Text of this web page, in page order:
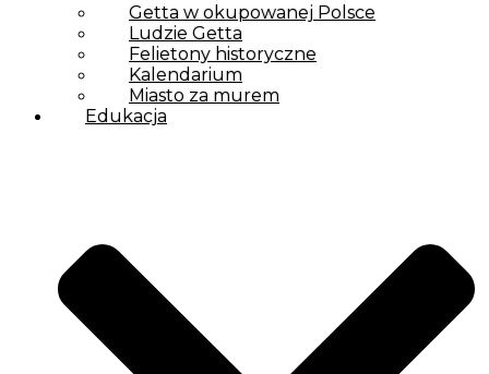
Getta w okupowanej Polsce
Ludzie Getta
Felietony historyczne
Kalendarium
Miasto za murem
Edukacja